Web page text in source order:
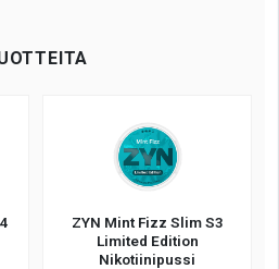
ZYN Mint Fizz Slim S3
Limited Edition
Nikotiinipussi